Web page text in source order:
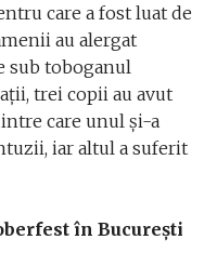
care a fost luat de
au alergat
sub toboganul
trei copii au avut
care unul și-a
iar altul a suferit
în București